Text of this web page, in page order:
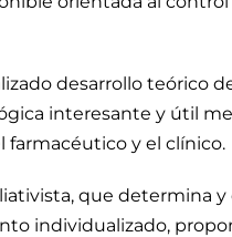
desarrollo teórico
interesante y útil
farmacéutico y el clínico.
que determina y
individualizado,